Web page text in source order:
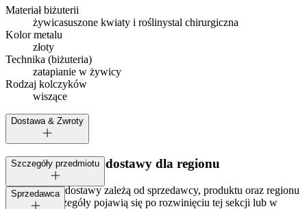
Materiał biżuterii
żywicasuszone kwiaty i roślinystal chirurgiczna
Kolor metalu
złoty
Technika (biżuteria)
zatapianie w żywicy
Rodzaj kolczyków
wiszące
Dostawa & Zwroty
Dostępne metody dostawy dla regionu
Opcje i koszt dostawy zależą od sprzedawcy, produktu oraz regionu
dostawy. Szczegóły pojawią się po rozwinięciu tej sekcji lub w
Szczegóły przedmiotu
Tagi:
Sprzedawca